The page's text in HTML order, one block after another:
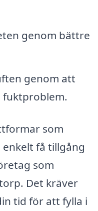
genom bättre
genom att
som
få tillgång
som
Det kräver
tid för att fylla i